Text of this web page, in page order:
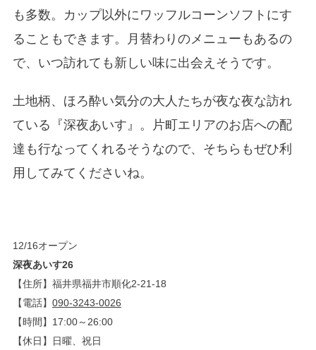
も多数。カップ以外にワッフルコーンソフトにす
ることもできます。月替わりのメニューもあるの
で、いつ訪れても新しい味に出会えそうです。
土地柄、ほろ酔い気分の大人たちが夜な夜な訪れ
ている『深夜あいす』。片町エリアのお店への配
達も行なってくれるそうなので、そちらもぜひ利
用してみてくださいね。
12/16オープン
深夜あいす26
【住所】福井県福井市順化2-21-18
【電話】 090-3243-0026
【時間】17:00～26:00
【休日】日曜、祝日